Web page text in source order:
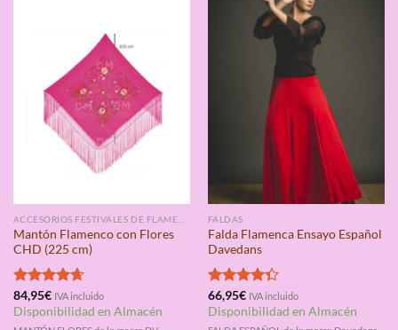
Mantón Flamenco con Flores
CHD (225 cm)
Valorado
con4.67
84,95€ IVA incluido
Disponibilidad en Almacén
FALDAS
Falda Flamenca Ensayo Español
Davedans
Valorado
con4.33
66,95€ IVA incluido
Disponibilidad en Almacén